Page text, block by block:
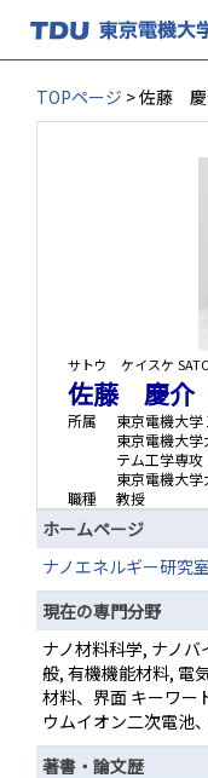
TOPページ > 佐藤
サトウ ケイスケ
佐藤 慶介
所属
東京電機大
東京電機大
テム工学専攻
東京電機大
職種
教授
ホームページ
ナノエネルギー研究室
現在の専門分野
ナノ材料科学, ナノ
般, 有機機能材料, 電
材料、界面 キーワー
ウムイオン二次電池
著書・論文歴